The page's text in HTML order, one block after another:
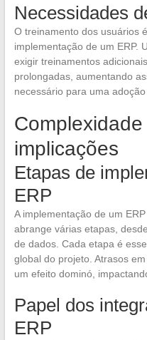
Necessidades
O treinamento dos usuários
implementação de um ERP.
exigir treinamentos
prolongadas, aumentando
necessário para uma
implicações
Etapas de
ERP
A implementação de um
abrange várias etapas,
de dados. Cada etapa é
global do projeto. Atrasos
um efeito dominó,
Papel dos
ERP